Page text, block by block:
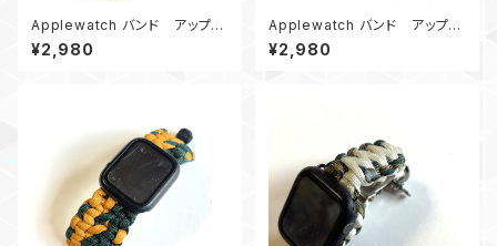
Applewatch バンド アップル
ウォッチ バンド44_KC_青ターコ
イズブルー
¥2,980
Applewatch バンド アップル
ウォッチ バンド44_AirflowCo
mbat_デザートカモ黒
¥2,980